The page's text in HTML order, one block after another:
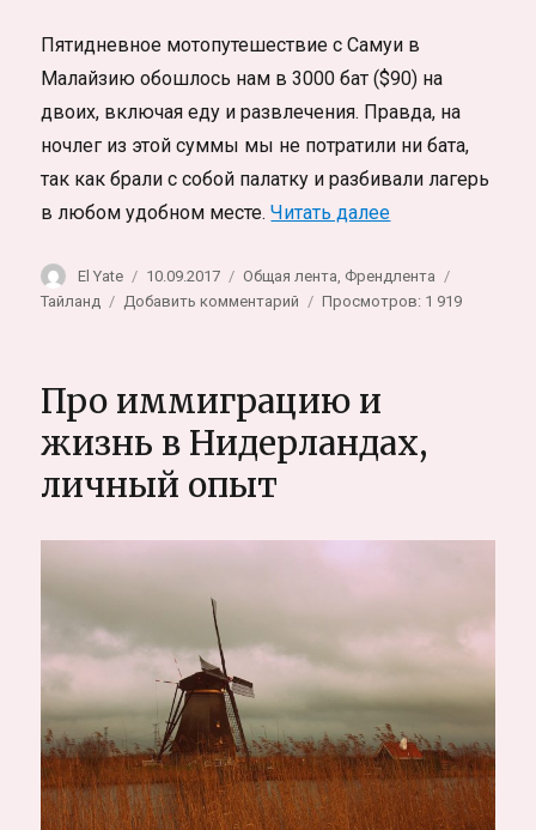
Пятидневное мотопутешествие с Самуи в
Малайзию обошлось нам в 3000 бат ($90) на
двоих, включая еду и развлечения. Правда, на
ночлег из этой суммы мы не потратили ни бата,
так как брали с собой палатку и разбивали лагерь
в любом удобном месте.Читать далее«Самый
Автор
El Yate Опубликовано
10.09.2017 Рубрики
Общая лента Френдлента
Тайланд
Добавить комментарий
виза-
Самуи
Просмотров: 1 919
Про иммиграцию и
жизнь в Нидерландах,
личный опыт